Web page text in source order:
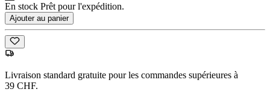
En stock Prêt pour l'expédition.
Ajouter au panier
Livraison standard gratuite pour les commandes supérieures à
39 CHF.